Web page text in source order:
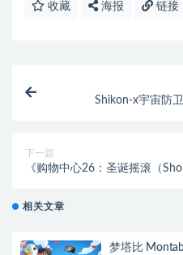
收藏 海报 链接
Shikon-x宇宙防
下一篇
《购物中心26：圣诞摇滚（
相关文章
梦塔比